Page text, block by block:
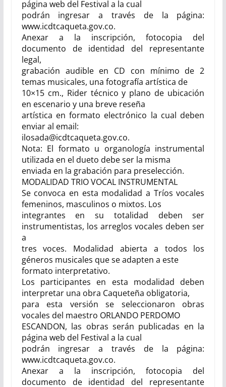
página web del Festival a la cual
podrán ingresar a través de la página:
www.icdtcaqueta.gov.co.
Anexar a la inscripción, fotocopia del
documento de identidad del representante
legal,
grabación audible en CD con mínimo de 2
temas musicales, una fotografía artística de
10×15 cm., Rider técnico y plano de ubicación
en escenario y una breve reseña
artística en formato electrónico la cual deben
enviar al email:
ilosada@icdtcaqueta.gov.co.
Nota: El formato u organología instrumental
utilizada en el dueto debe ser la misma
enviada en la grabación para preselección.
MODALIDAD TRIO VOCAL INSTRUMENTAL
Se convoca en esta modalidad a Tríos vocales
femeninos, masculinos o mixtos. Los
integrantes en su totalidad deben ser
instrumentistas, los arreglos vocales deben ser
a
tres voces. Modalidad abierta a todos los
géneros musicales que se adapten a este
formato interpretativo.
Los participantes en esta modalidad deben
interpretar una obra Caqueteña obligatoria,
para esta versión se seleccionaron obras
vocales del maestro ORLANDO PERDOMO
ESCANDON, las obras serán publicadas en la
página web del Festival a la cual
podrán ingresar a través de la página:
www.icdtcaqueta.gov.co.
Anexar a la inscripción, fotocopia del
documento de identidad del representante